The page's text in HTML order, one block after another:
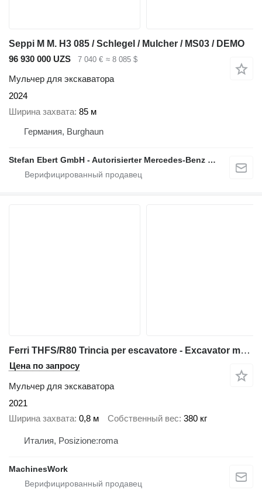
Seppi M M. H3 085 / Schlegel / Mulcher / MS03 / DEMO
96 930 000 UZS
7 040 € ≈ 8 085 $
Мульчер для экскаватора
2024
Ширина захвата 85 м
Германия, Burghaun
Stefan Ebert GmbH - Autorisierter Mercedes-Benz Servicepartner
Ferri THFS/R80 Trincia per escavatore - Excavator mulcher
Цена по запросу
Мульчер для экскаватора
2021
Ширина захвата 0,8 м Собственный вес 380 кг
Италия, Posizione:roma
MachinesWork